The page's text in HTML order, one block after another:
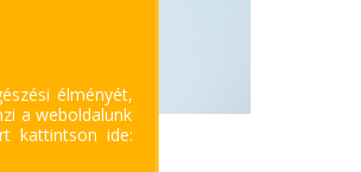
élményét,
a weboldalunk
kattintson ide: